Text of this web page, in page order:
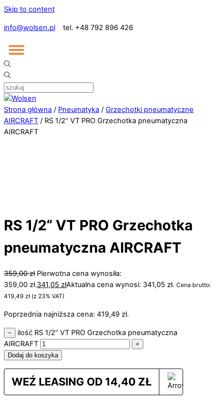
Skip to content
info@wolsen.pl tel. +48 792 896 426
Strona główna / Pneumatyka / Grzechotki pneumatyczne
AIRCRAFT / RS 1/2“ VT PRO Grzechotka pneumatyczna
AIRCRAFT
RS 1/2“ VT PRO Grzechotka
pneumatyczna AIRCRAFT
359,00zł Pierwotna cena wynosiła:
359,00 zł.341,05 złAktualna cena wynosi: 341,05 zł. Cena brutto:
419,49 zł (z 23% VAT)
Poprzednia najniższa cena: 419,49 zł.
−
ilość RS 1/2“ VT PRO Grzechotka pneumatyczna
AIRCRAFT
+
Dodaj do koszyka
WEŹ LEASING OD 14,40 ZŁ